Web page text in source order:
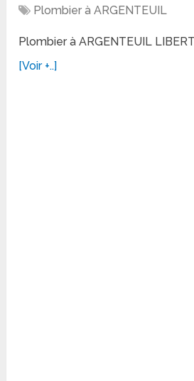
Plombier à ARGENTEUIL
Plombier à ARGENTEUIL
[Voir +..]